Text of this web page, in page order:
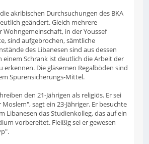
akribischen Durchsuchungen des BKA
geändert. Gleich mehrere
in der Youssef
sind aufgebrochen, sämtliche
des Libanesen sind aus dessen
Schrank ist deutlich die Arbeit der
erkennen. Die gläsernen Regalböden sind
Spurensicherungs-Mittel.
den 21-Jährigen als religiös. Er sei
sagt ein 23-Jähriger. Er besuchte
Libanesen das Studienkolleg, das auf ein
vorbereitet. Fleißig sei er gewesen